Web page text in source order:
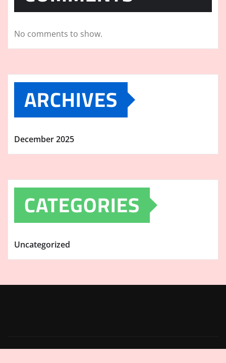
No comments to show.
ARCHIVES
December 2025
CATEGORIES
Uncategorized